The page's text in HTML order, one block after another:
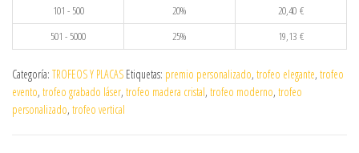
101 - 500
20% 20,40 €
501 - 5000
25% 19,13 €
Categoría: TROFEOS Y PLACAS Etiquetas: premio personalizado, trofeo elegante, trofeo
evento, trofeo grabado láser, trofeo madera cristal, trofeo moderno, trofeo
personalizado, trofeo vertical